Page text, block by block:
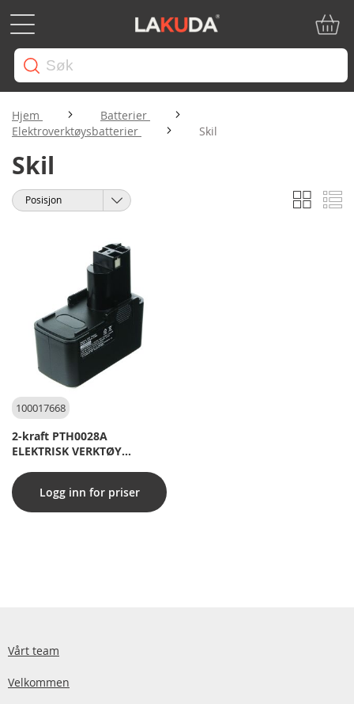
Hjem
Batterier
Elektroverktøysbatterier
Skil
Skil
Vise
som
Sorter
100017668
2-kraft PTH0028A
ELEKTRISK VERKTØY
2 607 335 037
Logg inn for priser
Vårt team
Velkommen